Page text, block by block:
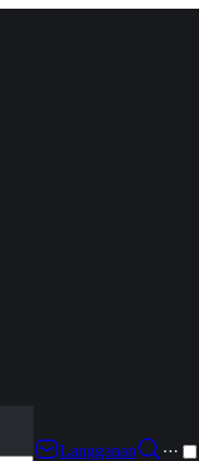
Langganan
···